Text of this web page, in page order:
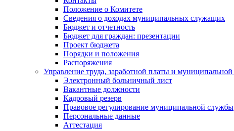
Положение о Комитете
Сведения о доходах муниципальных служащих
Бюджет и отчетность
Бюджет для граждан: презентации
Проект бюджета
Порядки и положения
Распоряжения
Управление труда, заработной платы и
Электронный больничный лист
Вакантные должности
Кадровый резерв
Правовое регулирование муниципальной службы
Персональные данные
Аттестация